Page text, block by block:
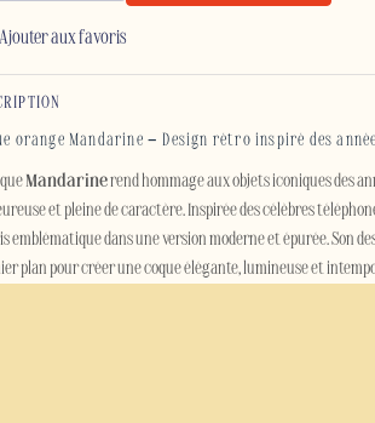
Ajouter aux favoris
orange Mandarine – Design rétro inspiré des
Mandarinerend hommage aux objets iconiques des
et pleine de caractère. Inspirée des célèbres
emblématique dans une version moderne et épurée. Son
plan pour créer une coque élégante, lumineuse et